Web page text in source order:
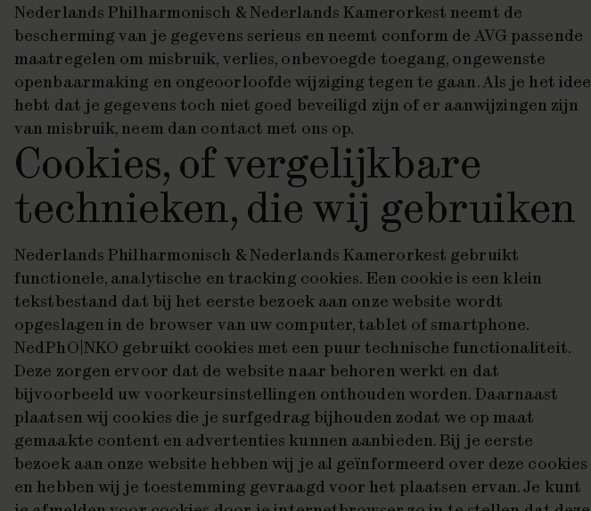
Nederlands Philharmonisch & Nederlands Kamerorkest neemt de
bescherming van je gegevens serieus en neemt conform de AVG passende
maatregelen om misbruik, verlies, onbevoegde toegang, ongewenste
openbaarmaking en ongeoorloofde wijziging tegen te gaan. Als je het idee
hebt dat je gegevens toch niet goed beveiligd zijn of er aanwijzingen zijn
van misbruik, neem dan contact met ons op.
Cookies, of vergelijkbare
technieken, die wij gebruiken
Nederlands Philharmonisch & Nederlands Kamerorkest gebruikt
functionele, analytische en tracking cookies. Een cookie is een klein
tekstbestand dat bij het eerste bezoek aan onze website wordt
opgeslagen in de browser van uw computer, tablet of smartphone.
NedPhO|NKO gebruikt cookies met een puur technische functionaliteit.
Deze zorgen ervoor dat de website naar behoren werkt en dat
bijvoorbeeld uw voorkeursinstellingen onthouden worden. Daarnaast
plaatsen wij cookies die je surfgedrag bijhouden zodat we op maat
gemaakte content en advertenties kunnen aanbieden. Bij je eerste
bezoek aan onze website hebben wij je al geïnformeerd over deze cookies
en hebben wij je toestemming gevraagd voor het plaatsen ervan. Je kunt